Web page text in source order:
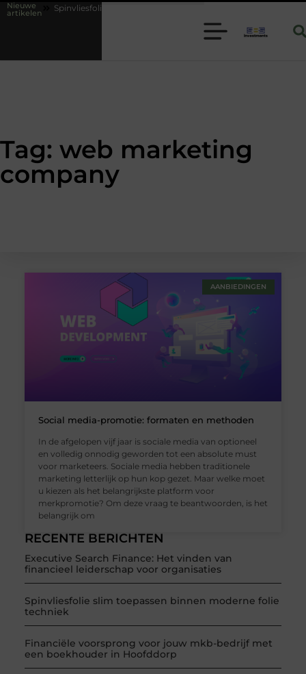
Nieuwe
artikelenSpinvliesfolie slim toepassen binnen moderne folie techniek
Tag: web marketing
company
RECENTE BERICHTEN
Executive Search Finance: Het vinden van
financieel leiderschap voor organisaties
Spinvliesfolie slim toepassen binnen moderne folie
techniek
Financiële voorsprong voor jouw mkb-bedrijf met
een boekhouder in Hoofddorp
AANBIEDINGEN
Social media-promotie: formaten en methoden
In de afgelopen vijf jaar is sociale media van optioneel
en volledig onnodig geworden tot een absolute must
voor marketeers. Sociale media hebben traditionele
marketing letterlijk op hun kop gezet. Maar welke moet
u kiezen als het belangrijkste platform voor
merkpromotie? Om deze vraag te beantwoorden, is het
belangrijk om